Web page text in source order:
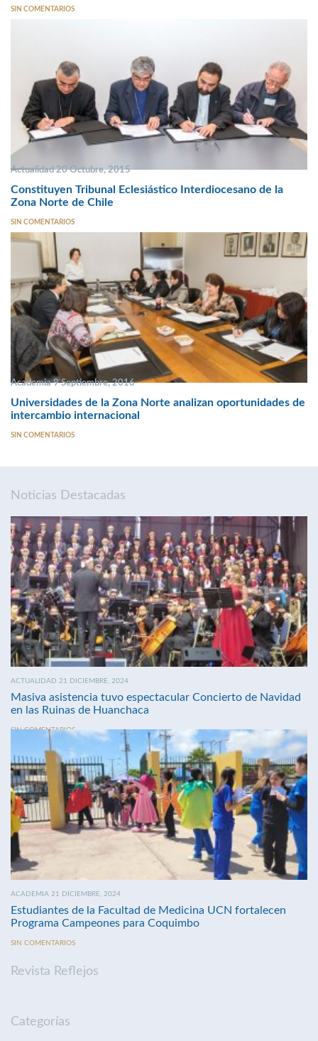
SIN COMENTARIOS
Actualidad 20 Octubre, 2015
Constituyen Tribunal Eclesiástico Interdiocesano de la
Zona Norte de Chile
SIN COMENTARIOS
Academia 9 Septiembre, 2016
Universidades de la Zona Norte analizan oportunidades de
intercambio internacional
SIN COMENTARIOS
Noticias Destacadas
ACTUALIDAD 21 DICIEMBRE, 2024
Masiva asistencia tuvo espectacular Concierto de Navidad
en las Ruinas de Huanchaca
SIN COMENTARIOS
ACADEMIA 21 DICIEMBRE, 2024
Estudiantes de la Facultad de Medicina UCN fortalecen
Programa Campeones para Coquimbo
SIN COMENTARIOS
Revista Reflejos
Categorías